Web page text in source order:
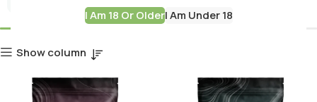
I Am 18 Or OlderI Am Under 18
Show column